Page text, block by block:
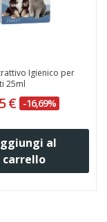
Igienico per
25ml
€ -16,69%
al
carrello